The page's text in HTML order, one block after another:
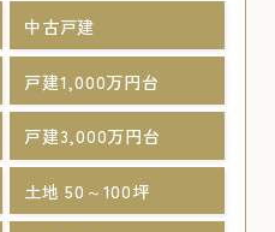
中古戸建
戸建1,000万円台
戸建3,000万円台
土地 50～100坪